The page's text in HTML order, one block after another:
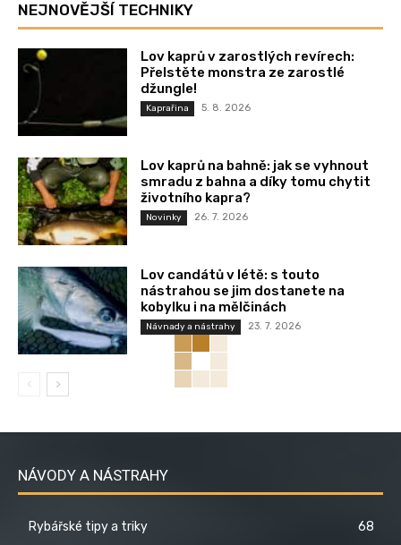
NEJNOVĚJŠÍ TECHNIKY
Lov kaprů v zarostlých revírech:
Přelstěte monstra ze zarostlé
džungle!
Kaprařina 5. 8. 2026
Lov kaprů na bahně: jak se vyhnout
smradu z bahna a díky tomu chytit
životního kapra?
Novinky 26. 7. 2026
Lov candátů v létě: s touto
nástrahou se jim dostanete na
kobylku i na mělčinách
Návnady a nástrahy 23. 7. 2026
NÁVODY A NÁSTRAHY
Rybářské tipy a triky
68